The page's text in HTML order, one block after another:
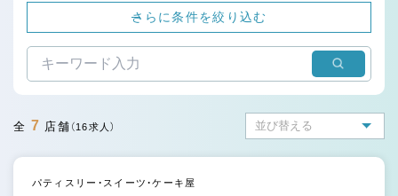
さらに条件を絞り込む
全 7 店舗 （16求人）
パティスリー・スイーツ・ケーキ屋